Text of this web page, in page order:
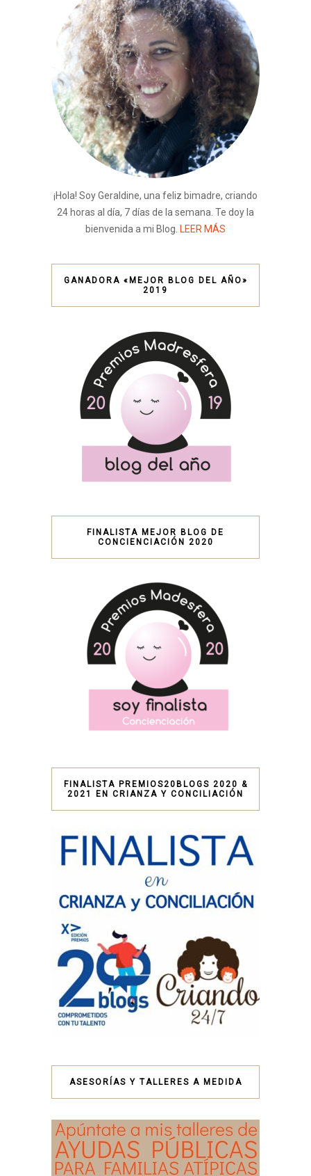
¡Hola! Soy Geraldine, una feliz bimadre, criando
24 horas al día, 7 días de la semana. Te doy la
bienvenida a mi Blog. LEER MÁS
GANADORA «MEJOR BLOG DEL AÑO»
2019
FINALISTA MEJOR BLOG DE
CONCIENCIACIÓN 2020
FINALISTA PREMIOS20BLOGS 2020 &
2021 EN CRIANZA Y CONCILIACIÓN
ASESORÍAS Y TALLERES A MEDIDA